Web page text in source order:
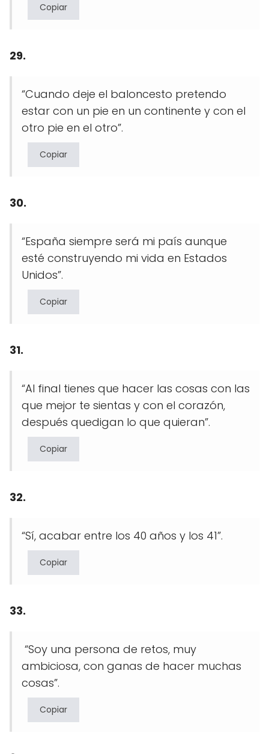
Copiar
29.
“Cuando deje el baloncesto pretendo
estar con un pie en un continente y con el
otro pie en el otro”.
Copiar
30.
“España siempre será mi país aunque
esté construyendo mi vida en Estados
Unidos”.
Copiar
31.
“Al final tienes que hacer las cosas con las
que mejor te sientas y con el corazón,
después quedigan lo que quieran”.
Copiar
32.
“Sí, acabar entre los 40 años y los 41”.
Copiar
33.
“Soy una persona de retos, muy
ambiciosa, con ganas de hacer muchas
cosas”.
Copiar